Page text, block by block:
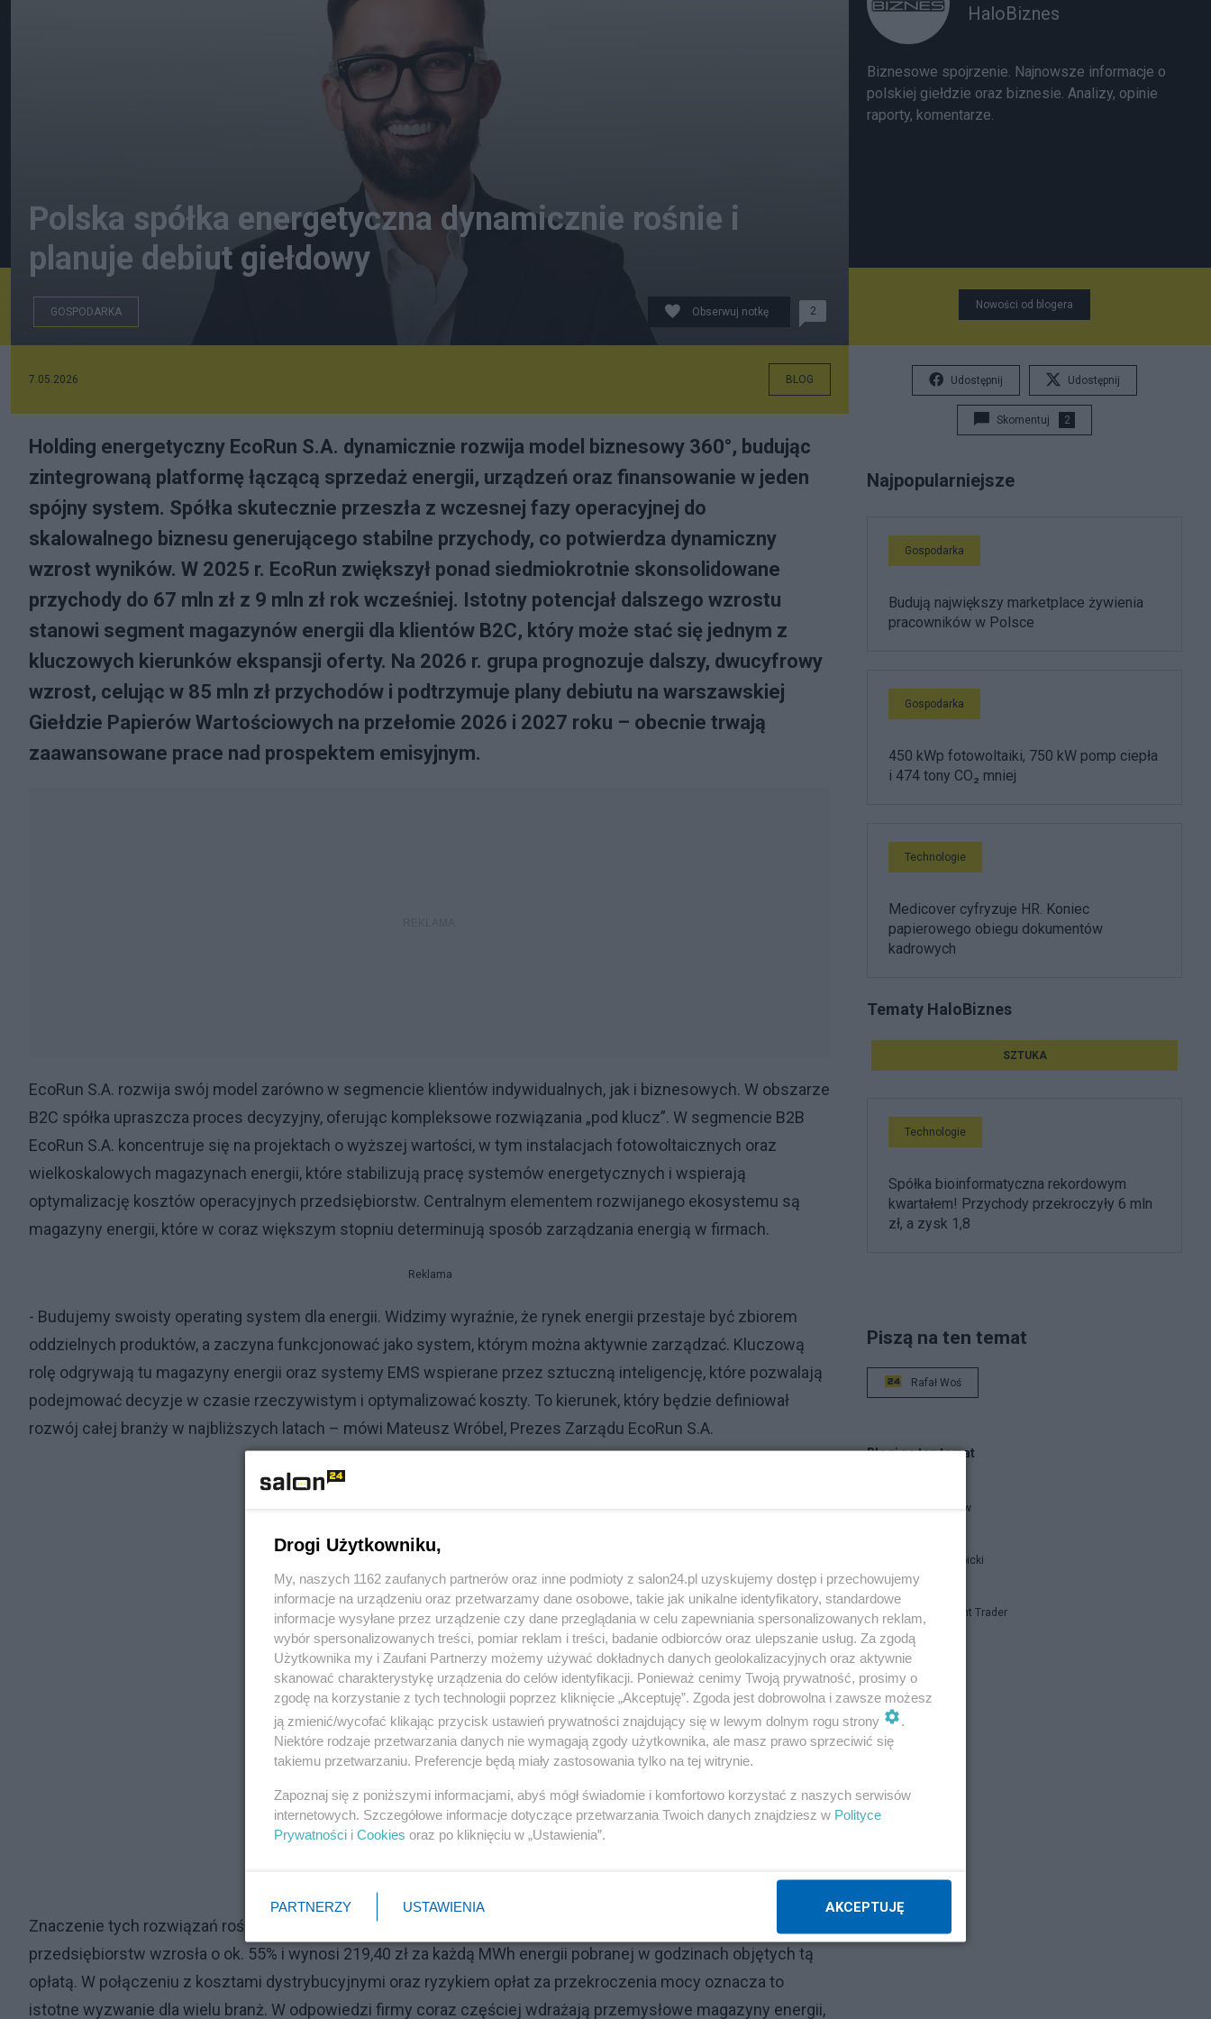
Polska spółka energetyczna dynamicznie rośnie i
planuje debiut giełdowy
GOSPODARKA Obserwuj notkę 2
7.05.2026 BLOG
Holding energetyczny EcoRun S.A. dynamicznie rozwija model biznesowy 360°, budując
zintegrowaną platformę łączącą sprzedaż energii, urządzeń oraz finansowanie w jeden
spójny system. Spółka skutecznie przeszła z wczesnej fazy operacyjnej do
skalowalnego biznesu generującego stabilne przychody, co potwierdza dynamiczny
wzrost wyników. W 2025 r. EcoRun zwiększył ponad siedmiokrotnie skonsolidowane
przychody do 67 mln zł z 9 mln zł rok wcześniej. Istotny potencjał dalszego wzrostu
stanowi segment magazynów energii dla klientów B2C, który może stać się jednym z
kluczowych kierunków ekspansji oferty. Na 2026 r. grupa prognozuje dalszy, dwucyfrowy
wzrost, celując w 85 mln zł przychodów i podtrzymuje plany debiutu na warszawskiej
Giełdzie Papierów Wartościowych na przełomie 2026 i 2027 roku – obecnie trwają
zaawansowane prace nad prospektem emisyjnym.
EcoRun S.A. rozwija swój model zarówno w segmencie klientów indywidualnych, jak i biznesowych. W obszarze
B2C spółka upraszcza proces decyzyjny, oferując kompleksowe rozwiązania „pod klucz”. W segmencie B2B
EcoRun S.A. koncentruje się na projektach o wyższej wartości, w tym instalacjach fotowoltaicznych oraz
wielkoskalowych magazynach energii, które stabilizują pracę systemów energetycznych i wspierają
optymalizację kosztów operacyjnych przedsiębiorstw. Centralnym elementem rozwijanego ekosystemu są
magazyny energii, które w coraz większym stopniu determinują sposób zarządzania energią w firmach.
Reklama
- Budujemy swoisty operating system dla energii. Widzimy wyraźnie, że rynek energii przestaje być zbiorem
oddzielnych produktów, a zaczyna funkcjonować jako system, którym można aktywnie zarządzać. Kluczową
rolę odgrywają tu magazyny energii oraz systemy EMS wspierane przez sztuczną inteligencję, które pozwalają
podejmować decyzje w czasie rzeczywistym i optymalizować koszty. To kierunek, który będzie definiował
rozwój całej branży w najbliższych latach – mówi Mateusz Wróbel, Prezes Zarządu EcoRun S.A.
Znaczenie tych rozwiązań rośnie wraz z presją kosztową. Od stycznia 2026 r. opłata mocowa dla
przedsiębiorstw wzrosła o ok. 55% i wynosi 219,40 zł za każdą MWh energii pobranej w godzinach objętych tą
opłatą. W połączeniu z kosztami dystrybucyjnymi oraz ryzykiem opłat za przekroczenia mocy oznacza to
istotne wyzwanie dla wielu branż. W odpowiedzi firmy coraz częściej wdrażają przemysłowe magazyny energii,
HaloBiznes
Biznesowe spojrzenie. Najnowsze informacje o
polskiej giełdzie oraz biznesie. Analizy, opinie
raporty, komentarze.
Nowości od blogera
Udostępnij Udostępnij
Skomentuj 2
Najpopularniejsze
Gospodarka
Budują największy marketplace żywienia
pracowników w Polsce
Gospodarka
450 kWp fotowoltaiki, 750 kW pomp ciepła
i 474 tony CO₂ mniej
Technologie
Medicover cyfryzuje HR. Koniec
papierowego obiegu dokumentów
kadrowych
Tematy HaloBiznes
SZTUKA
Technologie
Spółka bioinformatyczna rekordowym
kwartałem! Przychody przekroczyły 6 mln
zł, a zysk 1,8
Piszą na ten temat
Rafał Woś
Blogi na ten temat
threeme-ww
Jan Filip Libicki
Independent Trader
Napisz notkę
Drogi Użytkowniku,
My, naszych 1162 zaufanych partnerów oraz inne podmioty z salon24.pl uzyskujemy dostęp i przechowujemy
informacje na urządzeniu oraz przetwarzamy dane osobowe, takie jak unikalne identyfikatory, standardowe
informacje wysyłane przez urządzenie czy dane przeglądania w celu zapewniania spersonalizowanych reklam,
wybór spersonalizowanych treści, pomiar reklam i treści, badanie odbiorców oraz ulepszanie usług. Za zgodą
Użytkownika my i Zaufani Partnerzy możemy używać dokładnych danych geolokalizacyjnych oraz aktywnie
skanować charakterystykę urządzenia do celów identyfikacji. Ponieważ cenimy Twoją prywatność, prosimy o
zgodę na korzystanie z tych technologii poprzez kliknięcie „Akceptuję”. Zgoda jest dobrowolna i zawsze możesz
ją zmienić/wycofać klikając przycisk ustawień prywatności znajdujący się w lewym dolnym rogu strony
.
Niektóre rodzaje przetwarzania danych nie wymagają zgody użytkownika, ale masz prawo sprzeciwić się
takiemu przetwarzaniu. Preferencje będą miały zastosowania tylko na tej witrynie.
Zapoznaj się z poniższymi informacjami, abyś mógł świadomie i komfortowo korzystać z naszych serwisów
internetowych. Szczegółowe informacje dotyczące przetwarzania Twoich danych znajdziesz w Polityce
Prywatności i Cookies oraz po kliknięciu w „Ustawienia”.
PARTNERZY USTAWIENIA AKCEPTUJĘ